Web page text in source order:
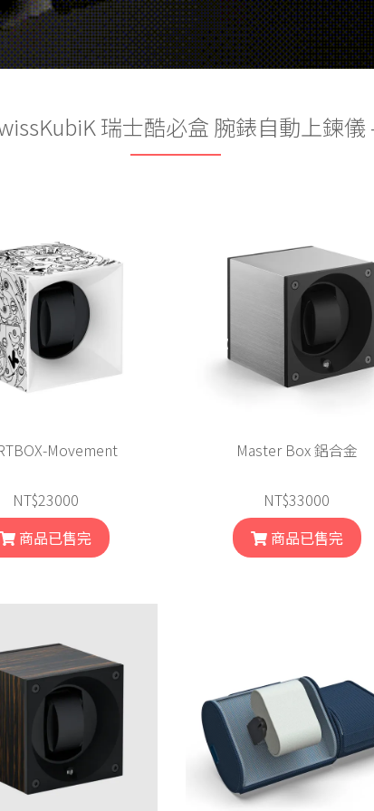
瑞士酷必盒 腕錶自動上鍊儀
Movement
NT$23000
商品已售完
Master Box 鋁合金
NT$33000
商品已售完